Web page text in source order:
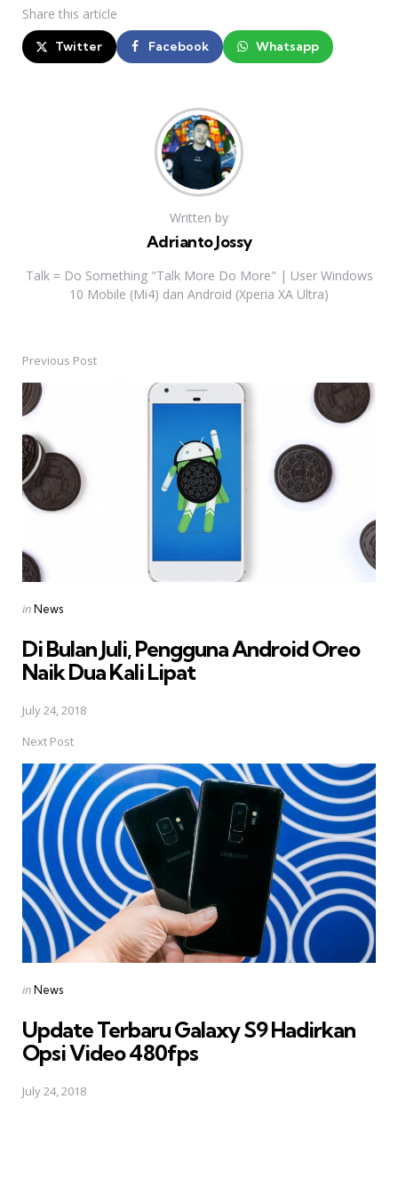
Share this article
Twitter Facebook Whatsapp
Written by
Adrianto Jossy
Talk = Do Something "Talk More Do More" | User Windows
10 Mobile (Mi4) dan Android (Xperia XA Ultra)
Post
navigation
Previous Post
Posted
inNews
Di Bulan Juli, Pengguna Android Oreo
Naik Dua Kali Lipat
July 24, 2018
Next Post
Posted
inNews
Update Terbaru Galaxy S9 Hadirkan
Opsi Video 480fps
July 24, 2018